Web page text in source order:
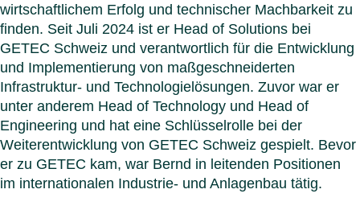
wirtschaftlichem Erfolg und technischer Machbarkeit zu
finden. Seit Juli 2024 ist er Head of Solutions bei
GETEC Schweiz und verantwortlich für die Entwicklung
und Implementierung von maßgeschneiderten
Infrastruktur- und Technologielösungen. Zuvor war er
unter anderem Head of Technology und Head of
Engineering und hat eine Schlüsselrolle bei der
Weiterentwicklung von GETEC Schweiz gespielt. Bevor
er zu GETEC kam, war Bernd in leitenden Positionen
im internationalen Industrie- und Anlagenbau tätig.